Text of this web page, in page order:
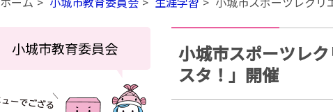
小城市スポーツレ
スタ！」開催
小城市教育委員会